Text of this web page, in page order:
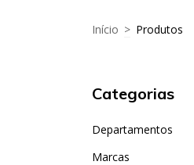
Início > Produtos
Categorias
Departamentos
Marcas